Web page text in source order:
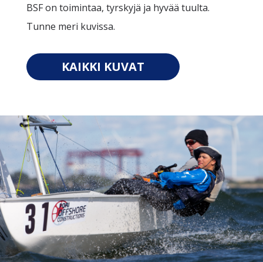
BSF on toimintaa, tyrskyjä ja hyvää tuulta.
Tunne meri kuvissa.
KAIKKI KUVAT